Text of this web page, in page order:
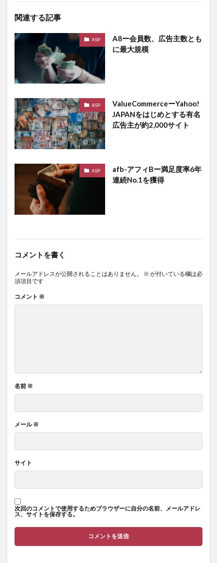
関連する記事
ASP
A8ー会員数、広告主数とも
に最大規模
ASP
ValueCommerceーYahoo!
JAPANをはじめとする有名
広告主が約2,000サイト
ASP
afb-アフィBー満足度率6年
連続No.1を獲得
コメントを書く
メールアドレスが公開されることはありません。 ※ が付いている欄は必
須項目です
コメント ※
名前 ※
メール※
サイト
次回のコメントで使用するためブラウザーに自分の名前、メールアドレ
ス、サイトを保存する。